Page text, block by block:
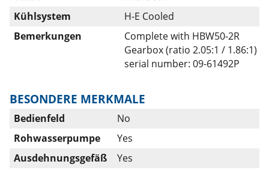
Kühlsystem
H-E Cooled
Bemerkungen
Complete with HBW50-2R
Gearbox (ratio 2.05:1 / 1.86:1)
serial number: 09-61492P
BESONDERE MERKMALE
Bedienfeld
No
Rohwasserpumpe
Yes
Ausdehnungsgefäß
Yes